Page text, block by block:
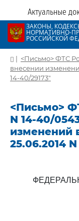
Актуальные
ЗАКОНЫ,
НОРМАТИВНО-
РОССИЙСКОЙ
| <Письмо> ФТС
внесении
14-40/29173"
<Письмо>
N 14-40/
изменений
25.06.2014